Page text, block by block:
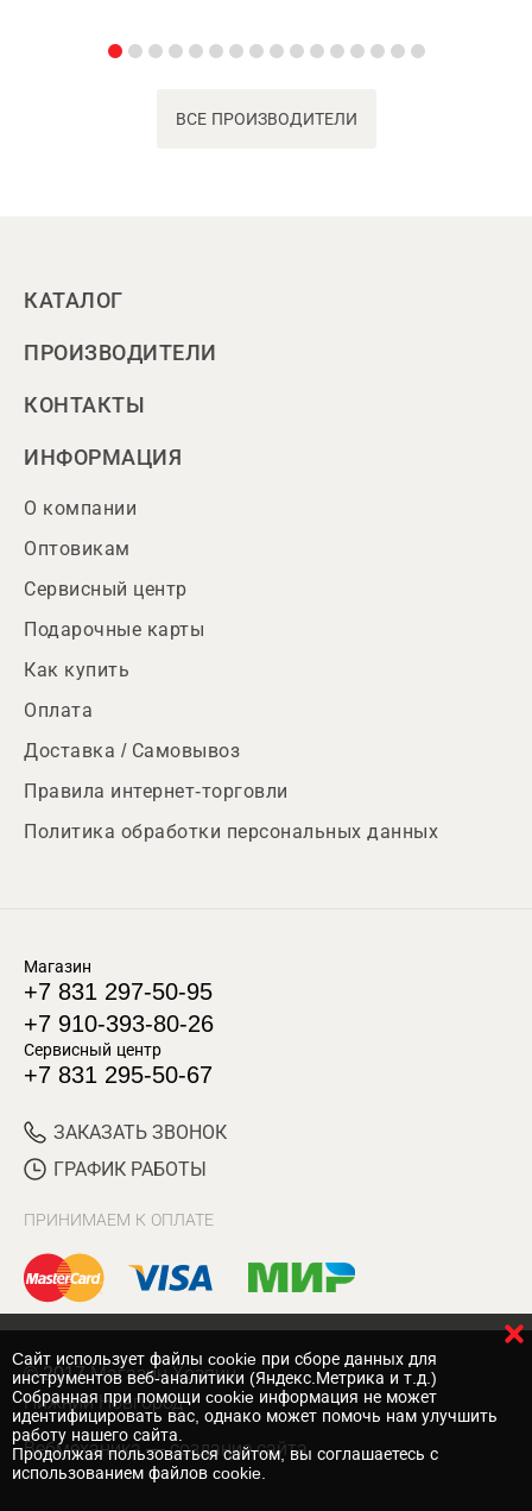
ВСЕ ПРОИЗВОДИТЕЛИ
КАТАЛОГ
ПРОИЗВОДИТЕЛИ
КОНТАКТЫ
ИНФОРМАЦИЯ
О компании
Оптовикам
Сервисный центр
Подарочные карты
Как купить
Оплата
Доставка / Самовывоз
Правила интернет-торговли
Политика обработки персональных данных
Магазин
+7 831 297-50-95
+7 910-393-80-26
Сервисный центр
+7 831 295-50-67
ЗАКАЗАТЬ ЗВОНОК
ГРАФИК РАБОТЫ
ПРИНИМАЕМ К ОПЛАТЕ
© 2017 Магазин Хозяин
Нижний Новгород
Вебмеханика — создание сайта
Cайт использует файлы cookie при сборе данных для
инструментов веб-аналитики (Яндекс.Метрика и т.д.)
Собранная при помощи cookie информация не может
идентифицировать вас, однако может помочь нам улучшить
работу нашего сайта.
Продолжая пользоваться сайтом, вы соглашаетесь с
использованием файлов cookie.